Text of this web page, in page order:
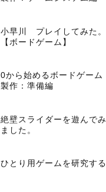
小早川 プレイしてみた。
【ボードゲーム】
0から始めるボードゲーム
製作：準備編
絶壁スライダーを遊んでみ
ました。
ひとり用ゲームを研究する